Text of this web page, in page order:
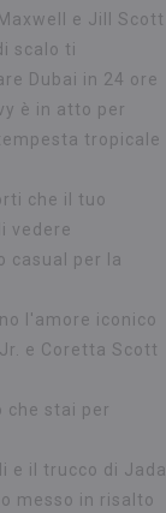
e Jill Scott
scalo ti
Dubai in 24 ore
è in atto per
tropicale
che il tuo
vedere
casual per la
l'amore iconico
e Coretta Scott
che stai per
e il trucco di Jada
messo in risalto